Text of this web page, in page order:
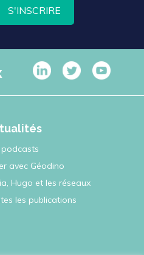
S'INSCRIRE
podcasts
avec Géodino
Hugo et les réseaux
les publications